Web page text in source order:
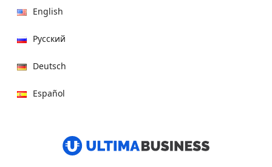
English
Русский
Deutsch
Español